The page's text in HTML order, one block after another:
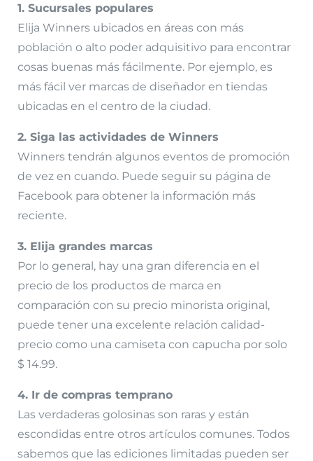
1. Sucursales populares
Elija Winners ubicados en áreas con más
población o alto poder adquisitivo para encontrar
cosas buenas más fácilmente. Por ejemplo, es
más fácil ver marcas de diseñador en tiendas
ubicadas en el centro de la ciudad.
2. Siga las actividades de Winners
Winners tendrán algunos eventos de promoción
de vez en cuando. Puede seguir su página de
Facebook para obtener la información más
reciente.
3. Elija grandes marcas
Por lo general, hay una gran diferencia en el
precio de los productos de marca en
comparación con su precio minorista original,
puede tener una excelente relación calidad-
precio como una camiseta con capucha por solo
$ 14.99.
4. Ir de compras temprano
Las verdaderas golosinas son raras y están
escondidas entre otros artículos comunes. Todos
sabemos que las ediciones limitadas pueden ser